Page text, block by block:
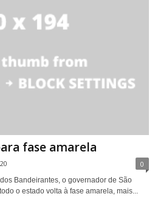
fase amarela
0
Bandeirantes, o governador de São
o estado volta à fase amarela, mais...